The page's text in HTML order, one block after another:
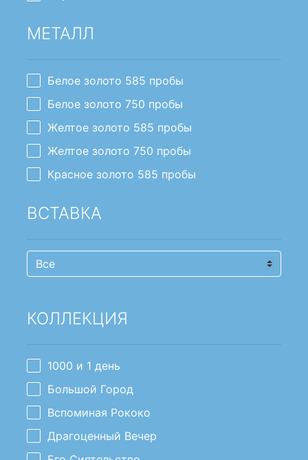
МЕТАЛЛ
Белое золото 585 пробы
Белое золото 750 пробы
Желтое золото 585 пробы
Желтое золото 750 пробы
Красное золото 585 пробы
ВСТАВКА
Масса вставки
От
КОЛЛЕКЦИЯ
1000 и 1 день
Большой Город
Вспоминая Рококо
Драгоценный Вечер